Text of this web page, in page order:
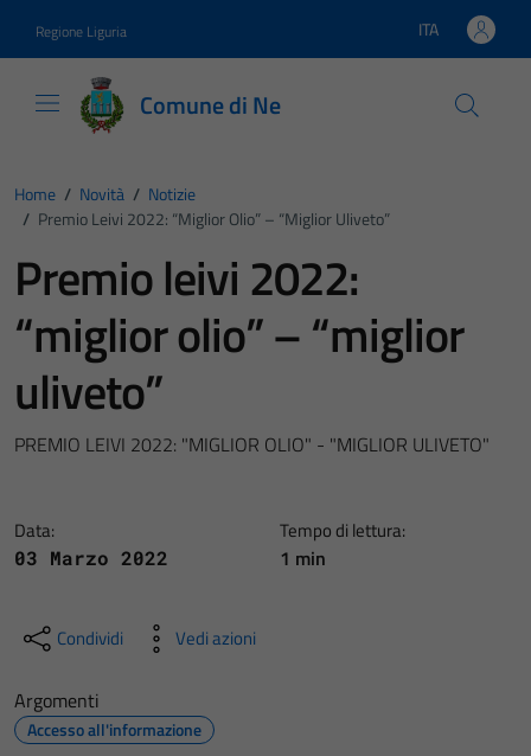
Regione Liguria Lingua attiva:
ITA
Comune di Ne
Home / Novità / Notizie
/ Premio Leivi 2022: “miglior Olio” – “miglior Uliveto”
Premio leivi 2022:
“miglior olio” – “miglior
uliveto”
PREMIO LEIVI 2022: "MIGLIOR OLIO" - "MIGLIOR ULIVETO"
Data:
03 Marzo 2022
Tempo di lettura:
1 min
Condividi Vedi azioni
Argomenti
Accesso all'informazione